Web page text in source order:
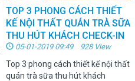
TOP 3 PHONG CÁCH THIẾT
KẾ NỘI THẤT QUÁN TRÀ SỮA
THU HÚT KHÁCH CHECK-IN
05-01-2019 09:49 928 View
Top 3 phong cách thiết kế nội thất
quán trà sữa thu hút khách